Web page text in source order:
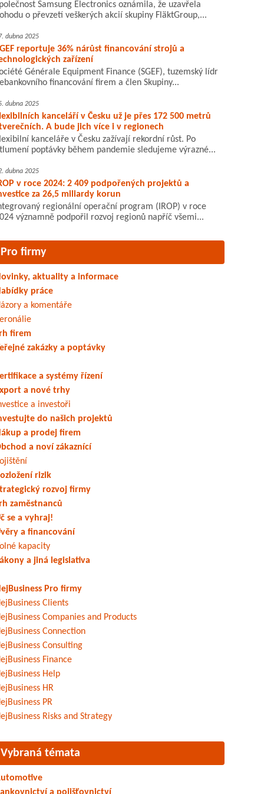
Samsung Electronics oznámila, že uzavřela
o převzetí veškerých akcií skupiny FläktGroup,...
dubna 2025
reportuje 36% nárůst financování strojů a
zařízení
Générale Equipment Finance (SGEF), tuzemský lídr
financování firem a člen Skupiny...
dubna 2025
kanceláří v Česku už je přes 172 500 metrů
A bude jich více i v regionech
kanceláře v Česku zažívají rekordní růst. Po
poptávky během pandemie sledujeme výrazné...
dubna 2025
v roce 2024: 2 409 podpořených projektů a
za 26,5 miliardy korun
regionální operační program (IROP) v roce
významně podpořil rozvoj regionů napříč všemi...
Pro firmy
aktuality a informace
práce
a komentáře
firem
zakázky a poptávky
a systémy řízení
a nové trhy
a investoři
do našich projektů
a prodej firem
a noví zákaznící
rizik
rozvoj firmy
zaměstnanců
se a vyhraj!
a financování
kapacity
a jiná legislativa
Pro firmy
Clients
Companies and Products
Connection
Consulting
Finance
Help
HR
PR
Risks and Strategy
Vybraná témata